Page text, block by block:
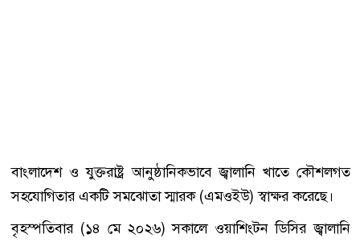
বাংলাদেশ ও যুক্তরাষ্ট্র আনুষ্ঠানিকভাবে জ্বালানি খাতে কৌশলগত
সহযোগিতার একটি সমঝোতা স্মারক (এমওইউ) স্বাক্ষর করেছে।
বৃহস্পতিবার (১৪ মে ২০২৬) সকালে ওয়াশিংটন ডিসির জ্বালানি